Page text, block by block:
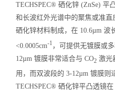
TECHSPEC® 硒化锌 (ZnSe) 平
和长波红外光谱中的聚焦或准
硒化锌材料制成，在 10.6µm 波
<0.0005cm-1 ，可提供无镀膜或
12µm 镀膜非常适合与 CO2 激光
用，而双波段的 3-12µm 镀膜则
TECHSPEC®硒化锌平凸透镜在